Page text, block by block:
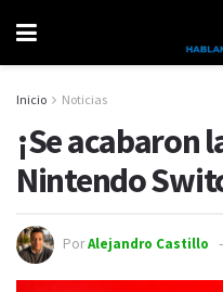
Inicio Noticias
¡Se acabaron
Nintendo
PorAlejandro Castillo